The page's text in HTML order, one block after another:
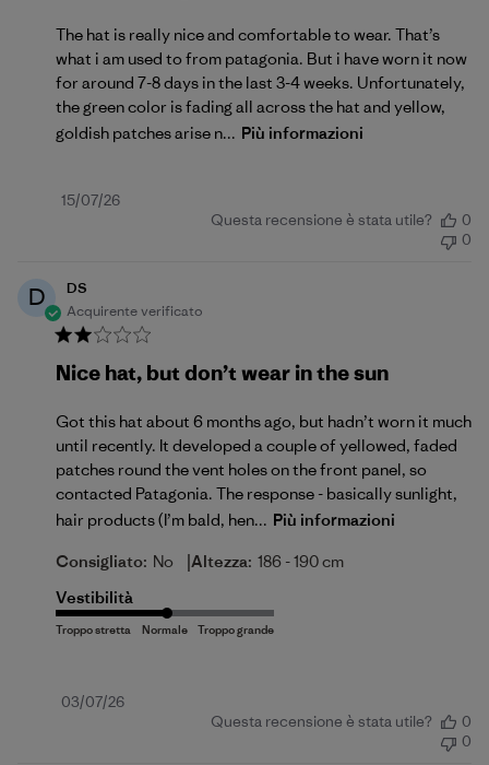
The hat is really nice and comfortable to wear. That’s
what i am used to from patagonia. But i have worn it now
for around 7-8 days in the last 3-4 weeks. Unfortunately,
the green color is fading all across the hat and yellow,
goldish patches arise n... Più informazioni
Data
15/07/26
Questa recensione è stata utile?
0
0
D
DS
Acquirente verificato
Nice hat, but don’t wear in the sun
Got this hat about 6 months ago, but hadn’t worn it much
until recently. It developed a couple of yellowed, faded
patches round the vent holes on the front panel, so
contacted Patagonia. The response - basically sunlight,
hair products (I’m bald, hen... Più informazioni
Consigliato: No |Altezza: 186 - 190 cm
Vestibilità
Data
03/07/26
Questa recensione è stata utile?
0
0